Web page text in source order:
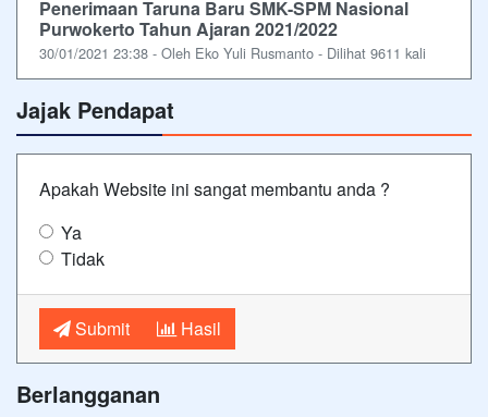
Penerimaan Taruna Baru SMK-SPM Nasional
Purwokerto Tahun Ajaran 2021/2022
30/01/2021 23:38 - Oleh Eko Yuli Rusmanto - Dilihat 9611 kali
Jajak Pendapat
Apakah Website ini sangat membantu anda ?
Ya
Tidak
Submit Hasil
Berlangganan